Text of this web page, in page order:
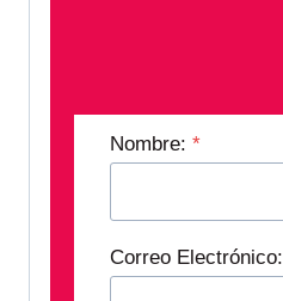
Nombre: *
Correo Electrónico: